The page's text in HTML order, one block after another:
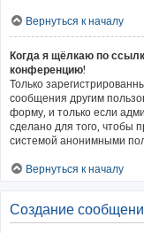
Вернуться к началу
Когда я щёлкаю по
конференцию!
Только
сообщения другим
форму, и только если
сделано для того, чтобы
системой анонимными
Вернуться к началу
Создание